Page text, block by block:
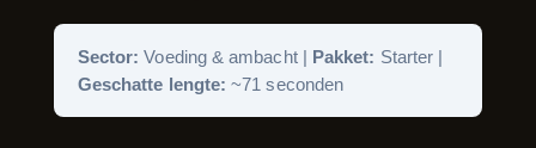
Sector: Voeding & ambacht | Pakket: Starter |
Geschatte lengte: ~71 seconden